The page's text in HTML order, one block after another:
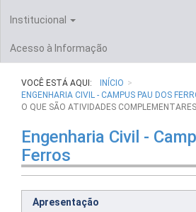
Institucional
Acesso à Informação
VOCÊ ESTÁ AQUI:
INÍCIO
ENGENHARIA CIVIL - CAMPUS PAU DOS
O QUE SÃO ATIVIDADES COMPLEMENTARES
Engenharia Civil -
Ferros
Apresentação